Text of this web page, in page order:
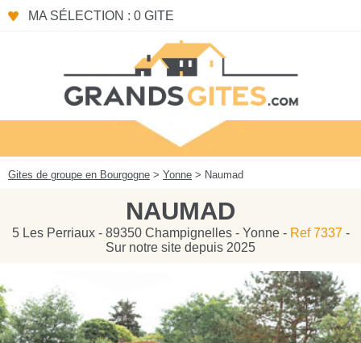
MA SÉLECTION : 0 GITE
Gites de groupe en Bourgogne > Yonne > Naumad
NAUMAD
5 Les Perriaux - 89350 Champignelles - Yonne - Ref 7337 -
Sur notre site depuis 2025
Panneau de gestion des cookies